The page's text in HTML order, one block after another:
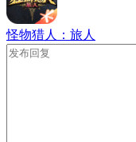
怪物猎人：旅人